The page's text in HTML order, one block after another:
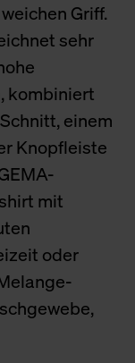
Griff.
sehr
kombiniert
einem
Knopfleiste
mit
oder